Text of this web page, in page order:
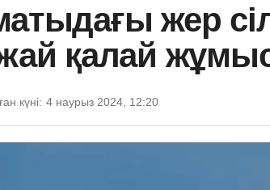
жер
қалай
күні: 4 наурыз 2024, 12:20